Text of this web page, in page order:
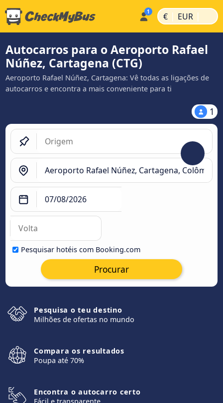
€ | EUR |
Autocarros para o Aeroporto Rafael
Núñez, Cartagena (CTG)
Aeroporto Rafael Núñez, Cartagena: Vê todas as ligações de
autocarros e encontra a mais conveniente para ti
1
Pesquisar hotéis com Booking.com
Procurar
Pesquisa o teu destino
Milhões de ofertas no mundo
Compara os resultados
Poupa até 70%
Encontra o autocarro certo